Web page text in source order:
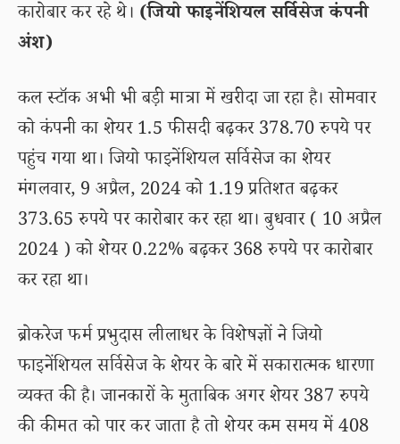
कारोबार कर रहे थे। (जियो फाइनेंशियल सर्विसेज कंपनी
अंश)
कल स्टॉक अभी भी बड़ी मात्रा में खरीदा जा रहा है। सोमवार
को कंपनी का शेयर 1.5 फीसदी बढ़कर 378.70 रुपये पर
पहुंच गया था। जियो फाइनेंशियल सर्विसेज का शेयर
मंगलवार, 9 अप्रैल, 2024 को 1.19 प्रतिशत बढ़कर
373.65 रुपये पर कारोबार कर रहा था। बुधवार ( 10 अप्रैल
2024 ) को शेयर 0.22% बढ़कर 368 रुपये पर कारोबार
कर रहा था।
ब्रोकरेज फर्म प्रभुदास लीलाधर के विशेषज्ञों ने जियो
फाइनेंशियल सर्विसेज के शेयर के बारे में सकारात्मक धारणा
व्यक्त की है। जानकारों के मुताबिक अगर शेयर 387 रुपये
की कीमत को पार कर जाता है तो शेयर कम समय में 408